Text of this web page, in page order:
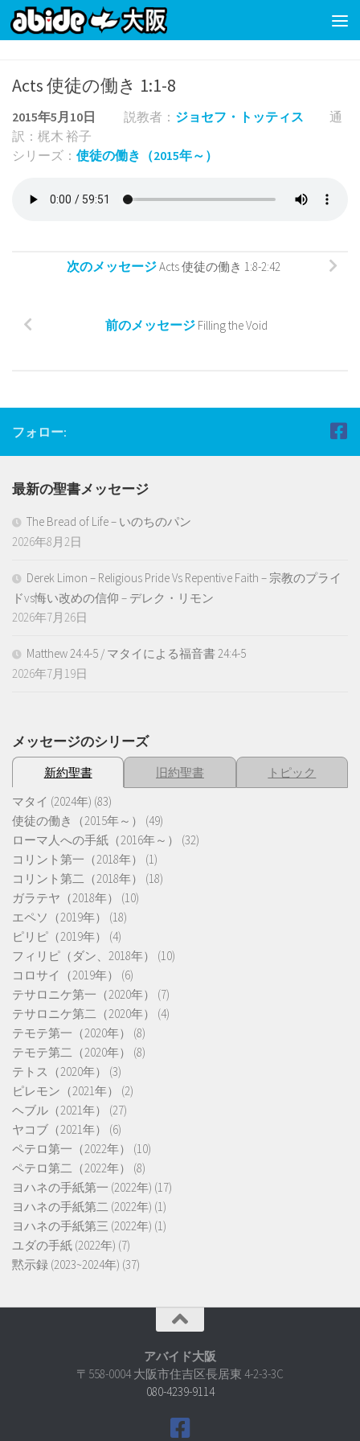
コンテンツの下
Acts 使徒の働き 1:1-8
2015年5月10日 説教者： ジョセフ・トッティス
通
訳：梶木 裕子
シリーズ： 使徒の働き（2015年～）
次のメッセージActs 使徒の働き 1:8-2:42
前のメッセージ Filling the Void
フォロー:
最新の聖書メッセージ
The Bread of Life – いのちのパン
2026年8月2日
Derek Limon – Religious Pride Vs Repentive Faith – 宗教のプライ
ドvs悔い改めの信仰 – デレク・リモン
2026年7月26日
Matthew 24:4-5 / マタイによる福音書 24:4-5
2026年7月19日
メッセージのシリーズ
新約聖書 旧約聖書
トピック
マタイ (2024年) (83)
使徒の働き（2015年～）
(49)
ローマ人への手紙（2016年～）
(32)
コリント第一（2018年）
(1)
コリント第二（2018年）
(18)
ガラテヤ（2018年）
(10)
エペソ（2019年）
(18)
ピリピ（2019年）
(4)
フィリピ（ダン、2018年）
(10)
コロサイ（2019年）
(6)
テサロニケ第一（2020年）
(7)
テサロニケ第二（2020年）
(4)
テモテ第一（2020年）
(8)
テモテ第二（2020年）
(8)
テトス（2020年）
(3)
ピレモン（2021年）
(2)
ヘブル（2021年）
(27)
ヤコブ（2021年）
(6)
ペテロ第一（2022年）
(10)
ペテロ第二（2022年）
(8)
ヨハネの手紙第一 (2022年) (17)
ヨハネの手紙第二 (2022年) (1)
ヨハネの手紙第三 (2022年) (1)
ユダの手紙 (2022年) (7)
黙示録 (2023~2024年) (37)
アバイド大阪
〒558-0004 大阪市住吉区長居東 4-2-3-3C
080-4239-9114